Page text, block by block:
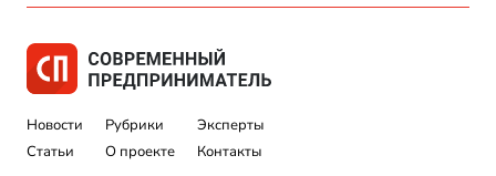
Новости
Статьи
Рубрики
О проекте
Эксперты
Контакты